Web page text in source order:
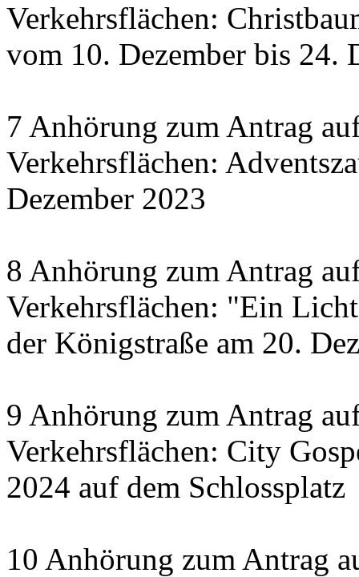
Verkehrsflächen:
vom 10. Dezember bis 24.
7 Anhörung zum Antrag
Verkehrsflächen:
Dezember 2023
8 Anhörung zum Antrag
Verkehrsflächen: "Ein
der Königstraße am 20.
9 Anhörung zum Antrag
Verkehrsflächen: City
2024 auf dem Schlossplatz
10 Anhörung zum Antrag